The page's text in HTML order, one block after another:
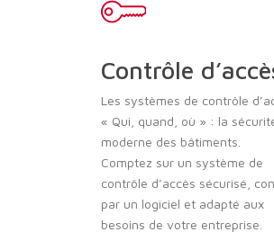
Contrôle
Les systèmes de contrôle
« Qui, quand, où » : la
moderne des bâtiments.
Comptez sur un système de
contrôle d’accès sécurisé,
par un logiciel et adapté aux
besoins de votre entreprise.